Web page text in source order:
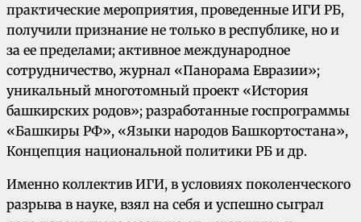
практические мероприятия, проведенные ИГИ РБ,
получили признание не только в республике, но и
за ее пределами; активное международное
сотрудничество, журнал «Панорама Евразии»;
уникальный многотомный проект «История
башкирских родов»; разработанные госпрограммы
«Башкиры РФ», «Языки народов Башкортостана»,
Концепция национальной политики РБ и др.
Именно коллектив ИГИ, в условиях поколенческого
разрыва в науке, взял на себя и успешно сыграл